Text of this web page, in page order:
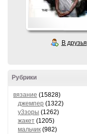
В друзья
Рубрики
вязание (15828)
джемпер (1322)
у3зоры (1262)
жакет (1205)
мальчик (982)